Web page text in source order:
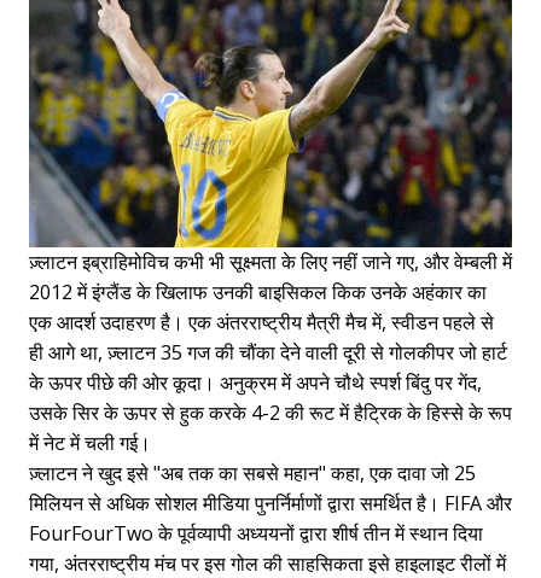
ज़्लाटन इब्राहिमोविच कभी भी सूक्ष्मता के लिए नहीं जाने गए, और वेम्बली में
2012 में इंग्लैंड के खिलाफ उनकी बाइसिकल किक उनके अहंकार का
एक आदर्श उदाहरण है। एक अंतरराष्ट्रीय मैत्री मैच में, स्वीडन पहले से
ही आगे था, ज़्लाटन 35 गज की चौंका देने वाली दूरी से गोलकीपर जो हार्ट
के ऊपर पीछे की ओर कूदा। अनुक्रम में अपने चौथे स्पर्श बिंदु पर गेंद,
उसके सिर के ऊपर से हुक करके 4-2 की रूट में हैट्रिक के हिस्से के रूप
में नेट में चली गई।
ज़्लाटन ने खुद इसे "अब तक का सबसे महान" कहा, एक दावा जो 25
मिलियन से अधिक सोशल मीडिया पुनर्निर्माणों द्वारा समर्थित है। FIFA और
FourFourTwo के पूर्वव्यापी अध्ययनों द्वारा शीर्ष तीन में स्थान दिया
गया, अंतरराष्ट्रीय मंच पर इस गोल की साहसिकता इसे हाइलाइट रीलों में